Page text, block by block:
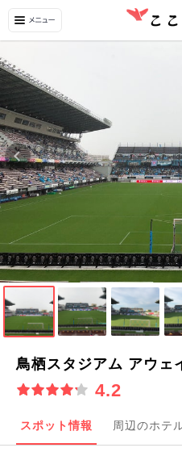
鳥栖スタジアム アウェ
4.2
スポット情報 周辺のホテ